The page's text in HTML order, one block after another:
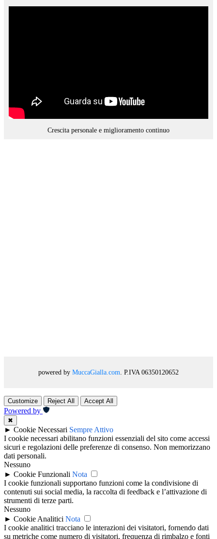
Crescita personale e miglioramento continuo
powered by MuccaGialla.com . P.IVA 06350120652
Customize Reject All Accept All
Powered by
✖
► Cookie Necessari Sempre Attivo
I cookie necessari abilitano funzioni essenziali del sito come accessi
sicuri e regolazioni delle preferenze di consenso. Non memorizzano
dati personali.
Nessuno
► Cookie Funzionali Nota
I cookie funzionali supportano funzioni come la condivisione di
contenuti sui social media, la raccolta di feedback e l’attivazione di
strumenti di terze parti.
Nessuno
► Cookie Analitici Nota
I cookie analitici tracciano le interazioni dei visitatori, fornendo dati
su metriche come numero di visitatori, frequenza di rimbalzo e fonti